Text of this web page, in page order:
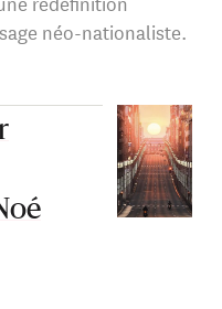
néo-nationaliste.